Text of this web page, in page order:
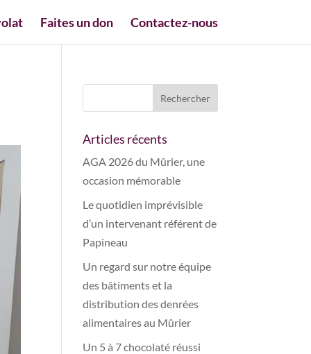
Faites un don Contactez-nous
Articles récents
AGA 2026 du Mûrier, une
occasion mémorable
Le quotidien imprévisible
d’un intervenant référent de
Papineau
Un regard sur notre équipe
des bâtiments et la
distribution des denrées
alimentaires au Mûrier
Un 5 à 7 chocolaté réussi